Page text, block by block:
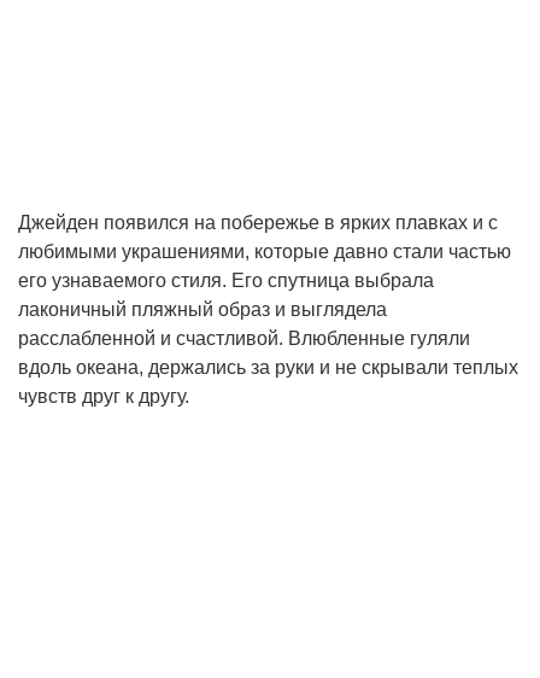
Джейден появился на побережье в ярких плавках и с
любимыми украшениями, которые давно стали частью
его узнаваемого стиля. Его спутница выбрала
лаконичный пляжный образ и выглядела
расслабленной и счастливой. Влюбленные гуляли
вдоль океана, держались за руки и не скрывали теплых
чувств друг к другу.